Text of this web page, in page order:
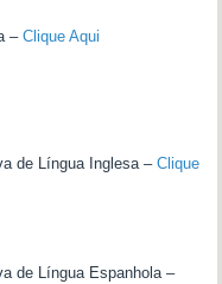
–Clique Aqui
de Língua Inglesa –Clique
de Língua Espanhola –